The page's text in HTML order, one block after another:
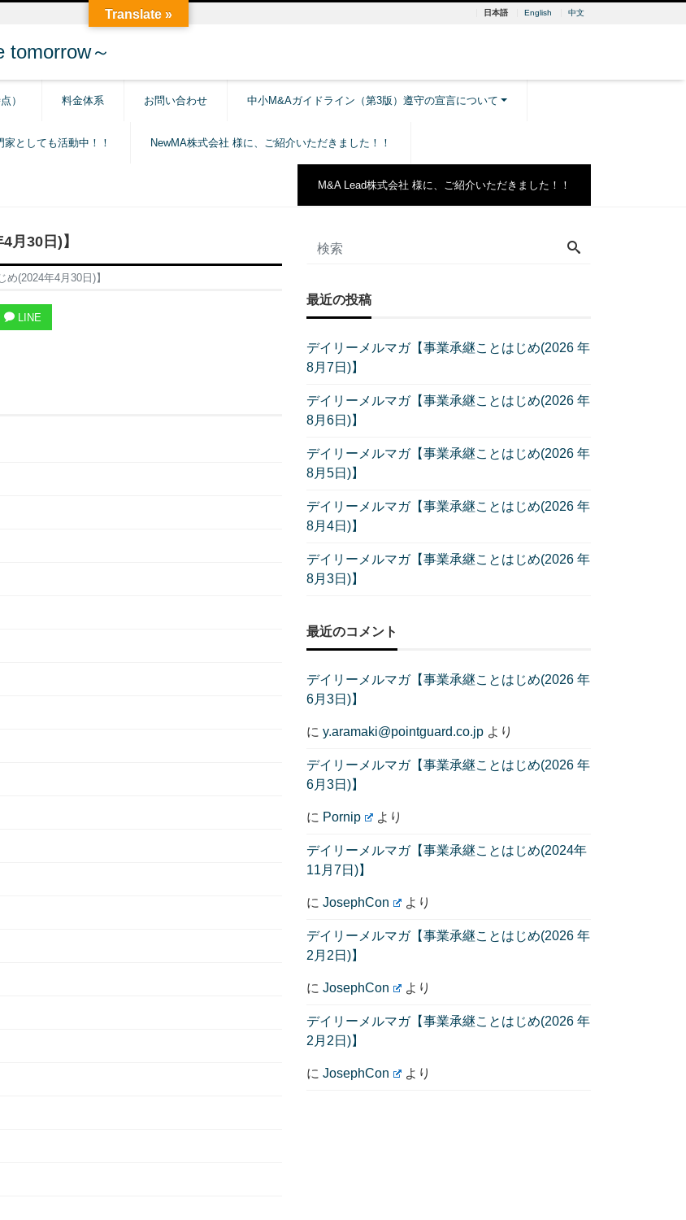
日本語 English 中文
～
） 料金体系 お問い合わせ 中小M&Aガイドライン（第3版）遵守の宣言について
としても活動中！！ NewMA株式会社 様に、ご紹介いただきました！！
M&A Lead株式会社 様に、ご紹介いただきました！！
月30日)】
(2024年4月30日)】
LINE
最近の投稿
デイリーメルマガ【事業承継ことはじめ(2026 年
8月7日)】
デイリーメルマガ【事業承継ことはじめ(2026 年
8月6日)】
デイリーメルマガ【事業承継ことはじめ(2026 年
8月5日)】
デイリーメルマガ【事業承継ことはじめ(2026 年
8月4日)】
デイリーメルマガ【事業承継ことはじめ(2026 年
8月3日)】
最近のコメント
デイリーメルマガ【事業承継ことはじめ(2026 年
6月3日)】
に y.aramaki@pointguard.co.jp より
デイリーメルマガ【事業承継ことはじめ(2026 年
6月3日)】
に Pornip より
デイリーメルマガ【事業承継ことはじめ(2024年
11月7日)】
に JosephCon より
デイリーメルマガ【事業承継ことはじめ(2026 年
2月2日)】
に JosephCon より
デイリーメルマガ【事業承継ことはじめ(2026 年
2月2日)】
に JosephCon より
Translate »